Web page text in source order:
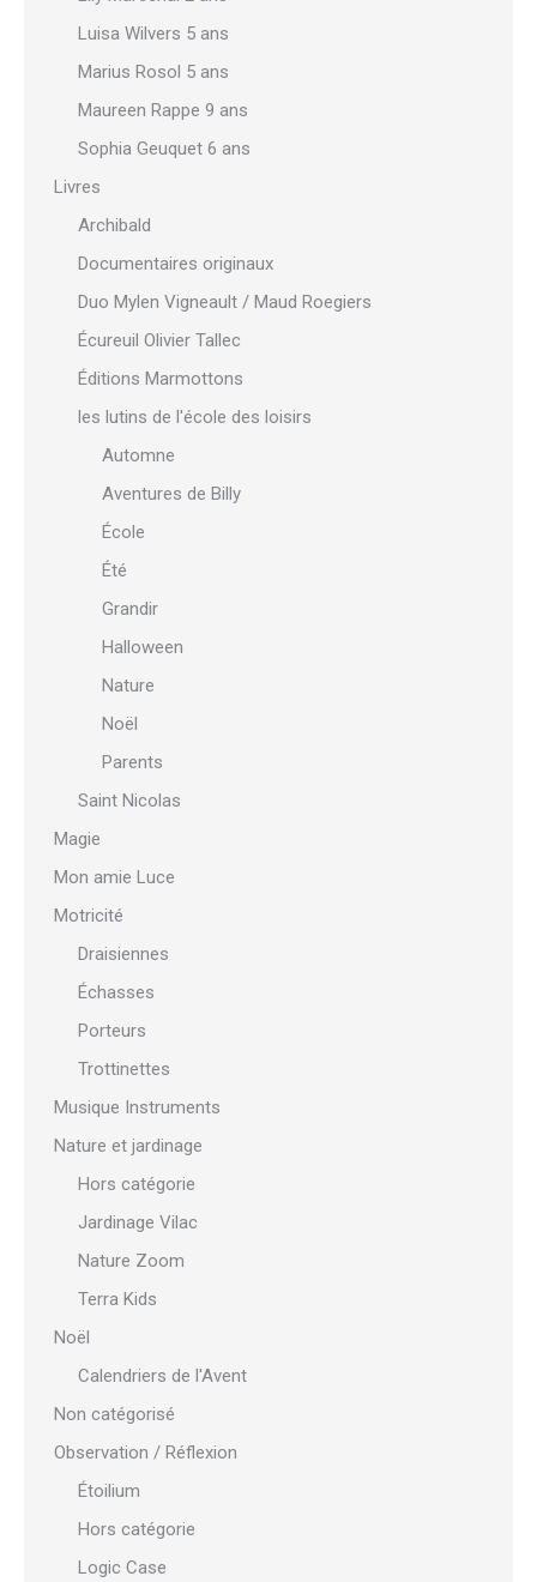
Luisa Wilvers 5 ans
Marius Rosol 5 ans
Maureen Rappe 9 ans
Sophia Geuquet 6 ans
Livres
Archibald
Documentaires originaux
Duo Mylen Vigneault / Maud Roegiers
Écureuil Olivier Tallec
Éditions Marmottons
les lutins de l'école des loisirs
Automne
Aventures de Billy
École
Été
Grandir
Halloween
Nature
Noël
Parents
Saint Nicolas
Magie
Mon amie Luce
Motricité
Draisiennes
Échasses
Porteurs
Trottinettes
Musique Instruments
Nature et jardinage
Hors catégorie
Jardinage Vilac
Nature Zoom
Terra Kids
Noël
Calendriers de l'Avent
Non catégorisé
Observation / Réflexion
Étoilium
Hors catégorie
Logic Case